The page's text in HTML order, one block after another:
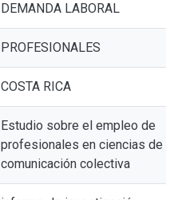
DEMANDA LABORAL
PROFESIONALES
COSTA RICA
Estudio sobre el empleo de
profesionales en ciencias de la
comunicación colectiva